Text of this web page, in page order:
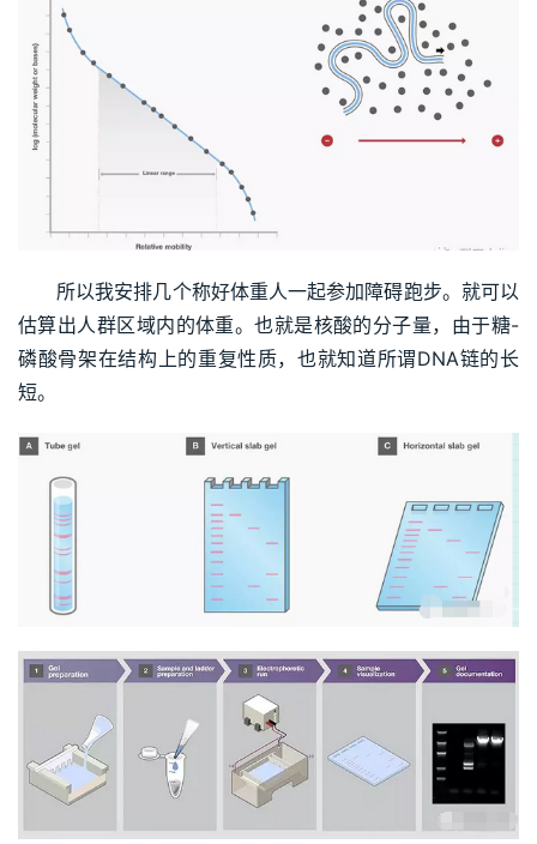
所以我安排几个称好体重人一起参加障碍跑步。就可以
估算出人群区域内的体重。也就是核酸的分子量，由于糖-
磷酸骨架在结构上的重复性质，也就知道所谓DNA链的长
短。